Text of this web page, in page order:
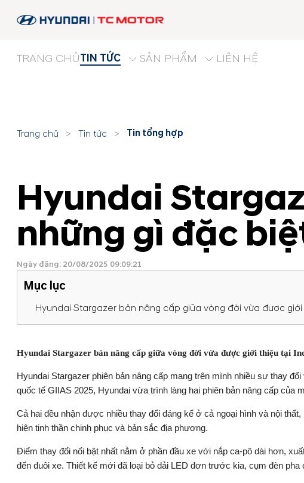
TRANG CHỦTIN TỨC SẢN PHẨM LIÊN HỆ
Trang chủ > Tin tức > Tin tổng hợp
Hyundai
những gì đặc
Ngày đăng: 20/08/2025 09:09:21
Mục lục
Hyundai Stargazer bản nâng cấp giữa vòng đời vừa được
Hyundai Stargazer bản nâng cấp giữa vòng đời vừa được giới thiệu tại
Hyundai Stargazer phiên bản nâng cấp mang trên mình nhiều sự thay
quốc tế GIIAS 2025, Hyundai vừa trình làng hai phiên bản nâng cấp của
Cả hai đều nhận được nhiều thay đổi đáng kể ở cả ngoại hình và nội
hiện tinh thần chinh phục và bản sắc địa phương.
Điểm thay đổi nổi bật nhất nằm ở phần đầu xe với nắp ca-pô dài hơn,
đến đuôi xe. Thiết kế mới đã loại bỏ dải LED đơn trước kia, cụm đèn